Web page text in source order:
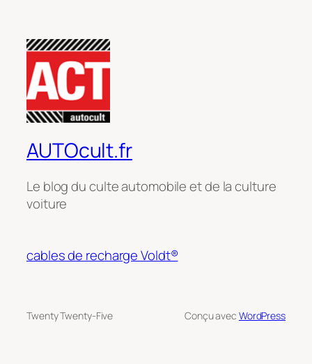
AUTOcult.fr
Le blog du culte automobile et de la culture
voiture
cables de recharge Voldt®
Twenty Twenty-Five Conçu avec WordPress